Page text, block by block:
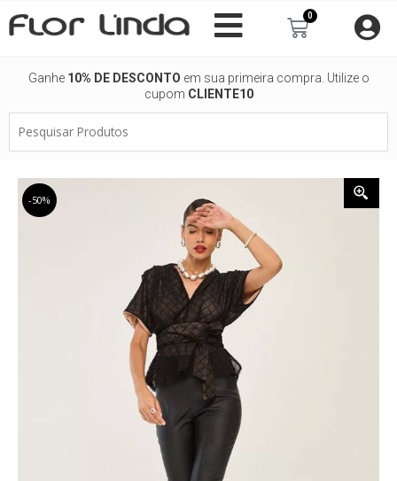
para
0
Carrinho
Ganhe 10% DE DESCONTO em sua primeira compra. Utilize o
cupom CLIENTE10
Produtos
-50%